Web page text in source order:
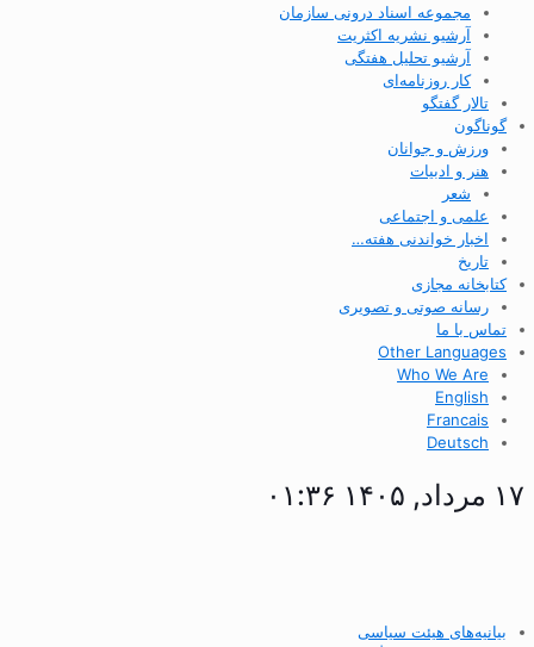
مجموعه اسناد درونی سازمان
آرشیو نشریه اکثریت
آرشیو تحلیل هفتگی
کار روزنامه‌ای
تالار گفتگو
گوناگون
ورزش و جوانان
هنر و ادبیات
شعر
علمی و اجتماعی
اخبار خواندنی هفته…
تاریخ
کتابخانه مجازی
رسانه صوتی و تصویری
تماس با ما
Other Languages
Who We Are
English
Francais
Deutsch
۱۷ مرداد, ۱۴۰۵ ۰۱:۳۶
بیانیه‌های هیئت سیاسی